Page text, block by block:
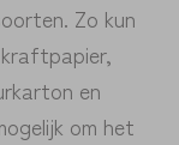
Zo kun
en
om het